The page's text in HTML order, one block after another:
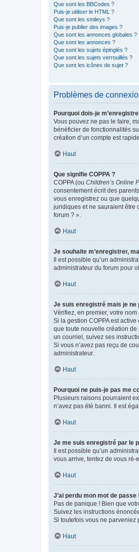
Que sont les BBCodes ?
Puis-je utiliser le HTML ?
Que sont les smileys ?
Puis-je publier des images ?
Que sont les annonces globales ?
Que sont les annonces ?
Que sont les sujets épinglés ?
Que sont les sujets verrouillés ?
Que sont les icônes de sujet ?
Problèmes de
Pourquoi dois-je
Vous pouvez ne pas le faire,
bénéficier de fonctionnalités
création d’un compte est
Haut
Que signifie COPPA ?
COPPA (ou Children’s Online
consentement écrit des
vous enregistrez ou que
juridiques et ne sauraient être
forum ? ».
Haut
Je souhaite m’enregistrer,
Il est possible qu’un
administrateur du forum pour
Haut
Je suis enregistré mais je ne
Vérifiez, en premier, votre
Si la gestion COPPA est
que toute nouvelle création de
un courriel, suivez ses
Si vous n’avez pas reçu de
administrateur.
Haut
Pourquoi ne puis-je pas me
Plusieurs raisons pourraient
n’avez pas été banni. Il est
Haut
Je me suis enregistré par le
Il est possible qu’un
vous arrive, tentez de vous ré-
Haut
J’ai perdu mon mot de passe !
Pas de panique ! Bien que
Suivez les instructions
Si toutefois vous ne parveniez
Haut